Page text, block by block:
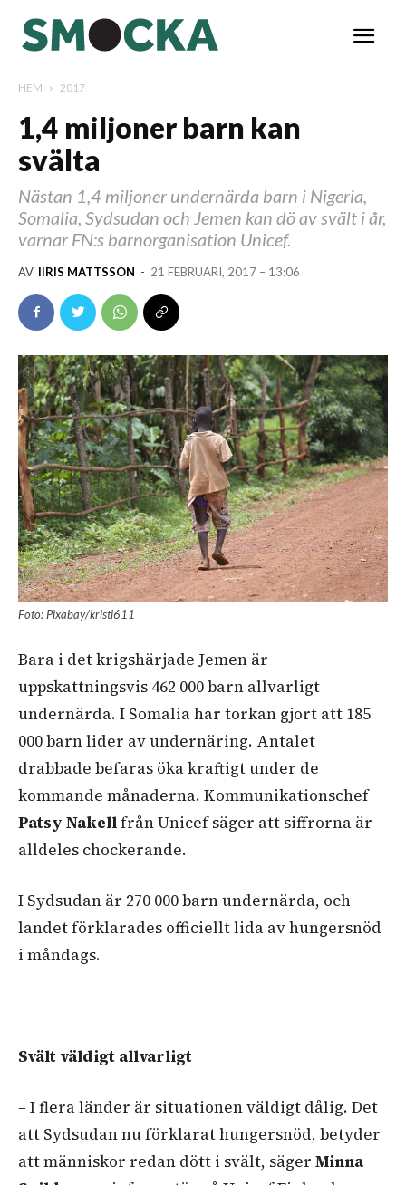
HEM 2017
1,4 miljoner barn kan
svälta
Nästan 1,4 miljoner undernärda barn i Nigeria,
Somalia, Sydsudan och Jemen kan dö av svält i år,
varnar FN:s barnorganisation Unicef.
AV IIRIS MATTSSON - 21 FEBRUARI, 2017 – 13:06
Foto: Pixabay/kristi611
Bara i det krigshärjade Jemen är
uppskattningsvis 462 000 barn allvarligt
undernärda. I Somalia har torkan gjort att 185
000 barn lider av undernäring. Antalet
drabbade befaras öka kraftigt under de
kommande månaderna. Kommunikationschef
Patsy Nakellfrån Unicef säger att siffrorna är
alldeles chockerande.
I Sydsudan är 270 000 barn undernärda, och
landet förklarades officiellt lida av hungersnöd
i måndags.
Svält väldigt allvarligt
– I flera länder är situationen väldigt dålig. Det
att Sydsudan nu förklarat hungersnöd, betyder
att människor redan dött i svält, säger Minna